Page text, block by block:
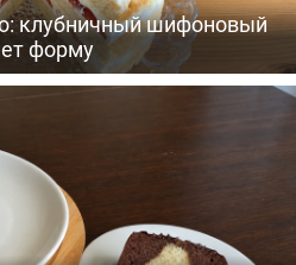
клубничный шифоновый
форму